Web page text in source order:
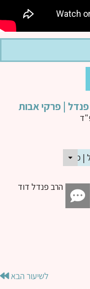
| פרקי אבות
אבות
הרב פנדל דוד
לשיעור הבא